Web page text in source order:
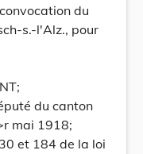
du
s.-l'Alz., pour
du canton
mai 1918;
et 184 de la loi